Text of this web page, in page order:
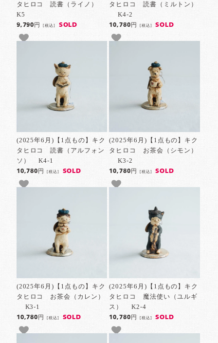
タヒロコ 読書（ライノ）
K5
9,790円[税込] SOLD
タヒロコ 読書（ミルトン）
K4-2
10,780円 [税込] SOLD
(2025年6月)【1点もの】キク
タヒロコ 読書（アルフォン
ソ） K4-1
10,780円[税込] SOLD
(2025年6月)【1点もの】キク
タヒロコ お茶会（シモン）
K3-2
10,780円 [税込] SOLD
(2025年6月)【1点もの】キク
タヒロコ お茶会（カレン）
K3-1
10,780円[税込] SOLD
(2025年6月)【1点もの】キク
タヒロコ 魔法使い（ユルギ
ス） K2-4
10,780円 [税込] SOLD